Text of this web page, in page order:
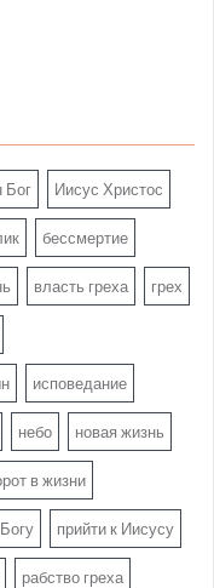
Бог Иисус Христос
бессмертие
власть греха грех
исповедание
небо новая жизнь
в жизни
прийти к Иисусу
рабство греха